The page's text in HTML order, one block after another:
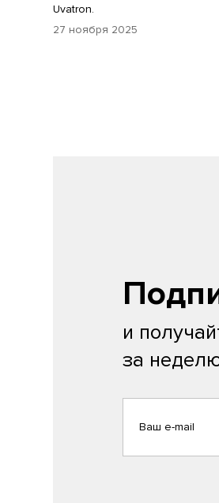
Uvatron.
27 ноября 2025
и
за